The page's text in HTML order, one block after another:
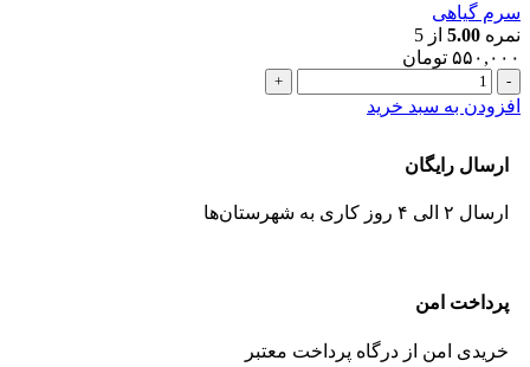
سرم گیاهی
نمره 5.00 از 5
۵۵۰,۰۰۰ تومان
افزودن به سبد خرید
ارسال رایگان
ارسال ۲ الی ۴ روز کاری به شهرستان‌ها
پرداخت امن
خریدی امن از درگاه پرداخت معتبر